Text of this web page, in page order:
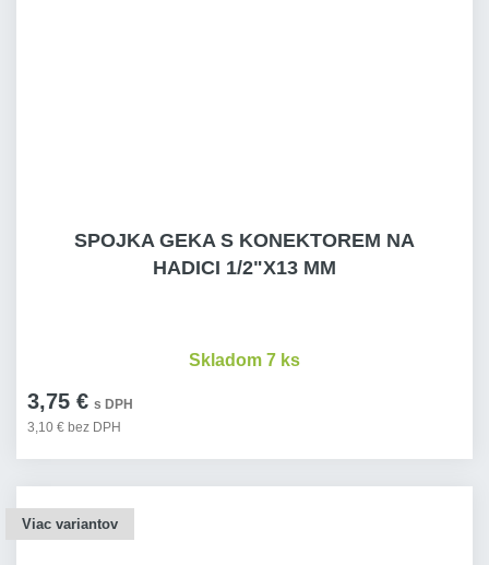
SPOJKA GEKA S KONEKTOREM NA
HADICI 1/2"X13 MM
3,75 € s DPH
3,10 € bez DPH
Skladom 7 ks
Viac variantov